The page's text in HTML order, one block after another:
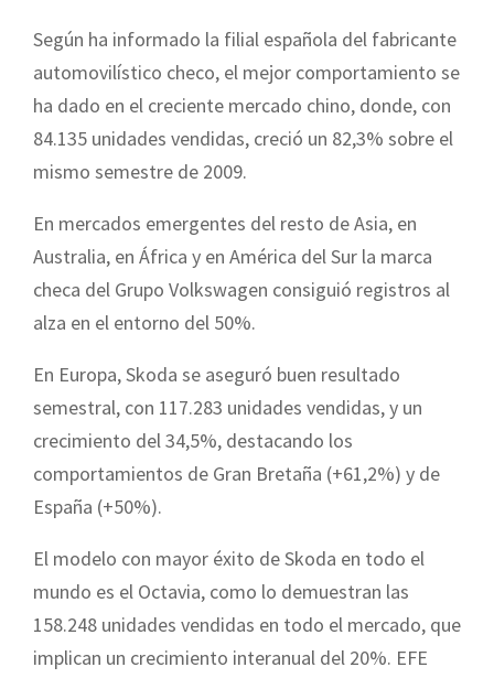
Según ha informado la filial española del fabricante
automovilístico checo, el mejor comportamiento se
ha dado en el creciente mercado chino, donde, con
84.135 unidades vendidas, creció un 82,3% sobre el
mismo semestre de 2009.
En mercados emergentes del resto de Asia, en
Australia, en África y en América del Sur la marca
checa del Grupo Volkswagen consiguió registros al
alza en el entorno del 50%.
En Europa, Skoda se aseguró buen resultado
semestral, con 117.283 unidades vendidas, y un
crecimiento del 34,5%, destacando los
comportamientos de Gran Bretaña (+61,2%) y de
España (+50%).
El modelo con mayor éxito de Skoda en todo el
mundo es el Octavia, como lo demuestran las
158.248 unidades vendidas en todo el mercado, que
implican un crecimiento interanual del 20%. EFE